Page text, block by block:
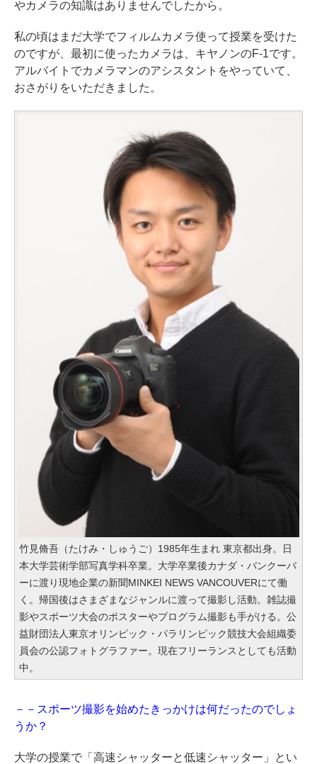
やカメラの知識はありませんでしたから。
私の頃はまだ大学でフィルムカメラ使って授業を受けた
のですが、最初に使ったカメラは、キヤノンのF-1です。
アルバイトでカメラマンのアシスタントをやっていて、
おさがりをいただきました。
竹見脩吾（たけみ・しゅうご）1985年生まれ 東京都出身。日
本大学芸術学部写真学科卒業。大学卒業後カナダ・バンクーバ
ーに渡り現地企業の新聞MINKEI NEWS VANCOUVERにて働
く。帰国後はさまざまなジャンルに渡って撮影し活動。雑誌撮
影やスポーツ大会のポスターやプログラム撮影も手がける。公
益財団法人東京オリンピック・パラリンピック競技大会組織委
員会の公認フォトグラファー。現在フリーランスとしても活動
中。
－－スポーツ撮影を始めたきっかけは何だったのでしょ
うか？
大学の授業で「高速シャッターと低速シャッター」とい